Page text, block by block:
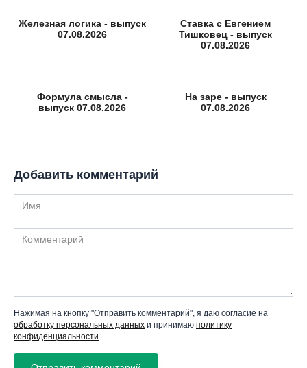
Железная логика - выпуск
07.08.2026
Ставка с Евгением
Тишковец - выпуск
07.08.2026
Формула смысла -
выпуск 07.08.2026
На заре - выпуск
07.08.2026
Добавить комментарий
Имя
Комментарий
Нажимая на кнопку "Отправить комментарий", я даю согласие на
обработку персональных данных и принимаю политику
конфиденциальности.